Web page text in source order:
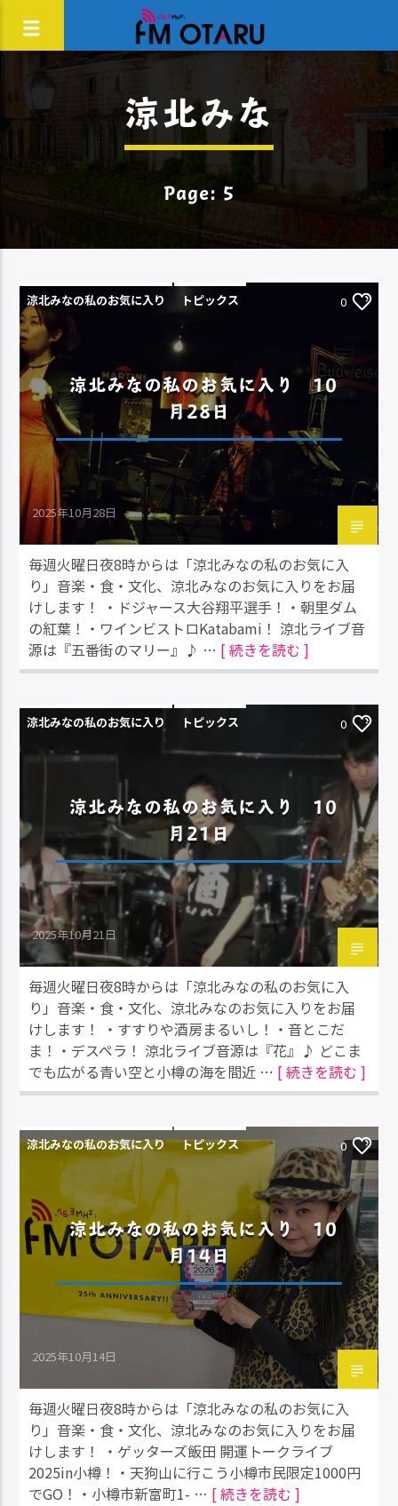
涼北みな
Page: 5
涼北みなの私のお気に入り トピックス 0
涼北みなの私のお気に入り 10
月28日
2025年10月28日
毎週火曜日夜8時からは「涼北みなの私のお気に入
り」音楽・食・文化、涼北みなのお気に入りをお届
けします！ ・ドジャース大谷翔平選手！・朝里ダム
の紅葉！・ワインビストロKatabami！ 涼北ライブ音
源は『五番街のマリー』♪ … [ 続きを読む ]
涼北みなの私のお気に入り トピックス 0
涼北みなの私のお気に入り 10
月21日
2025年10月21日
毎週火曜日夜8時からは「涼北みなの私のお気に入
り」音楽・食・文化、涼北みなのお気に入りをお届
けします！ ・すすりや酒房まるいし！・音とこだ
ま！・デスペラ！ 涼北ライブ音源は『花』♪ どこま
でも広がる青い空と小樽の海を間近 … [ 続きを読む ]
涼北みなの私のお気に入り トピックス 0
涼北みなの私のお気に入り 10
月14日
2025年10月14日
毎週火曜日夜8時からは「涼北みなの私のお気に入
り」音楽・食・文化、涼北みなのお気に入りをお届
けします！ ・ゲッターズ飯田 開運トークライブ
2025in小樽！・天狗山に行こう小樽市民限定1000円
でGO！・小樽市新富町1- … [ 続きを読む ]